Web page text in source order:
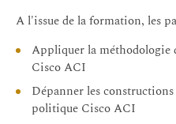
A l'issue de la formation, les
Appliquer la méthodologie
Cisco ACI
Dépanner les
politique Cisco ACI